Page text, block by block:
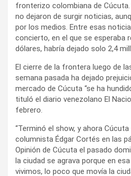
fronterizo colombiana de Cúcuta.
no dejaron de surgir noticias,
por los medios. Entre esas
concierto, en el que se esperaba
dólares, habría dejado solo 2,4
El cierre de la frontera luego de
semana pasada ha dejado
mercado de Cúcuta “se ha
tituló el diario venezolano El
febrero.
“Terminó el show, y ahora Cúcuta
columnista Édgar Cortés en las
Opinión de Cúcuta el pasado
la ciudad se agrava porque en
vivimos, lo poco que movía la